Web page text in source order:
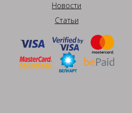
Новости
Статьи